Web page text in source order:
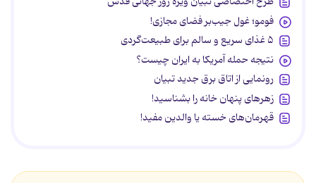
فومو؛ غول جیب‌بر فضای مجازی!
۵ غذای سریع و سالم برای طبیعت‌گردی
نتیجه حمله آمریکا به ایران چیست؟
رونمایی از اتاق برق جدید تبیان
زهرهای پنهان خانه را بشناسید!
قهرمان‌های خسته یا والدین مفید!